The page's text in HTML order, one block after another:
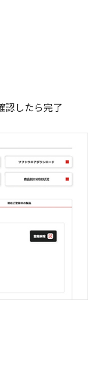
認したら完了